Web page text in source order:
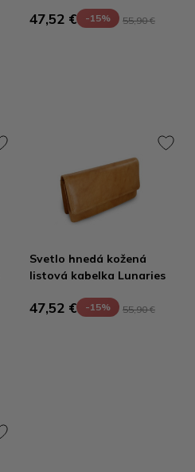
47,52 € -15% 55,90 €
Svetlo hnedá kožená
listová kabelka Lunaries
47,52 € -15% 55,90 €